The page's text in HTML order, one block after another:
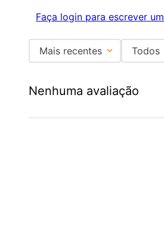
Faça login para escrever
Mais recentes Todos
Nenhuma avaliação